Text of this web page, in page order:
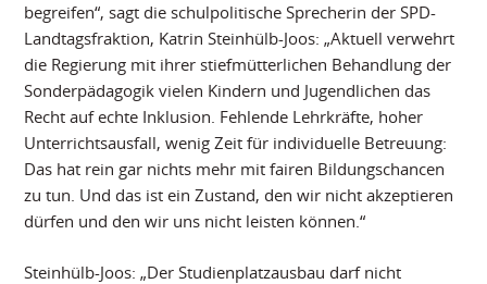
begreifen“, sagt die schulpolitische Sprecherin der SPD-
Landtagsfraktion, Katrin Steinhülb-Joos: „Aktuell verwehrt
die Regierung mit ihrer stiefmütterlichen Behandlung der
Sonderpädagogik vielen Kindern und Jugendlichen das
Recht auf echte Inklusion. Fehlende Lehrkräfte, hoher
Unterrichtsausfall, wenig Zeit für individuelle Betreuung:
Das hat rein gar nichts mehr mit fairen Bildungschancen
zu tun. Und das ist ein Zustand, den wir nicht akzeptieren
dürfen und den wir uns nicht leisten können.“
Steinhülb-Joos: „Der Studienplatzausbau darf nicht